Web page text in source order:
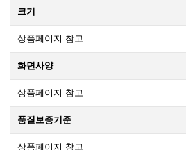
크기
상품페이지 참고
화면사양
상품페이지 참고
품질보증기준
상품페이지 참고